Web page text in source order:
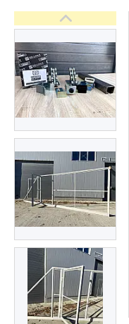
Фільонка
Фарба Hammerite,
розчинники
Замки для воріт і
Про нас
Відгуки
Ворота "Звари Сам"
Навіси "Збери Сам"
Каркаси відкатних
зашивкою
Каркаси відкатних
автоматикою